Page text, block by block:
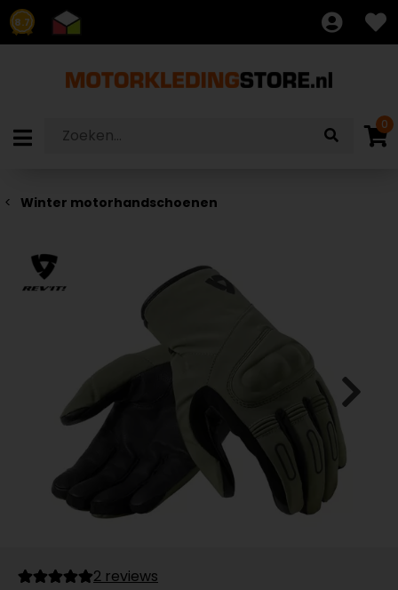
8.7
0
Winter motorhandschoenen
2 reviews